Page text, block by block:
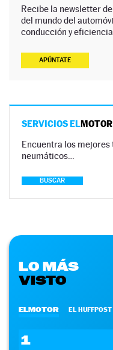
Recibe la newsletter
del mundo del
conducción y eficiencia.
APÚNTATE
SERVICIOS ELMOTOR
Encuentra los
neumáticos…
BUSCAR
LO MÁS
VISTO
ELMOTOR EL HUFFPOST
1